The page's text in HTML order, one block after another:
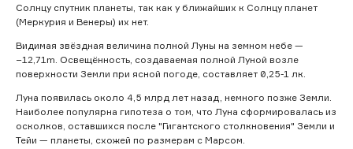
Солнцу спутник планеты, так как у ближайших к Солнцу планет
(Меркурия и Венеры) их нет.
Видимая звёздная величина полной Луны на земном небе —
−12,71m. Освещённость, создаваемая полной Луной возле
поверхности Земли при ясной погоде, составляет 0,25-1 лк.
Луна появилась около 4,5 млрд лет назад, немного позже Земли.
Наиболее популярна гипотеза о том, что Луна сформировалась из
осколков, оставшихся после "Гигантского столкновения" Земли и
Тейи — планеты, схожей по размерам с Марсом.